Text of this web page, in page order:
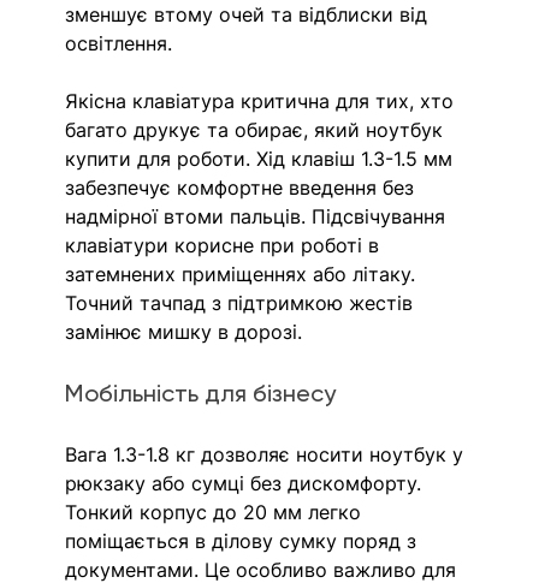
зменшує втому очей та відблиски від
освітлення.
Якісна клавіатура критична для тих, хто
багато друкує та обирає, який ноутбук
купити для роботи. Хід клавіш 1.3-1.5 мм
забезпечує комфортне введення без
надмірної втоми пальців. Підсвічування
клавіатури корисне при роботі в
затемнених приміщеннях або літаку.
Точний тачпад з підтримкою жестів
замінює мишку в дорозі.
Мобільність для бізнесу
Вага 1.3-1.8 кг дозволяє носити ноутбук у
рюкзаку або сумці без дискомфорту.
Тонкий корпус до 20 мм легко
поміщається в ділову сумку поряд з
документами. Це особливо важливо для